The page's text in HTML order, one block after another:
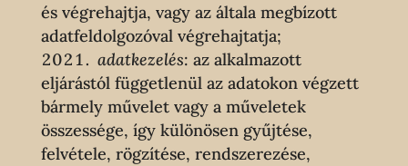
és végrehajtja, vagy az általa megbízott
adatfeldolgozóval végrehajtatja;
adatkezelés: az alkalmazott
eljárástól függetlenül az adatokon végzett
bármely művelet vagy a műveletek
összessége, így különösen gyűjtése,
felvétele, rögzítése, rendszerezése,